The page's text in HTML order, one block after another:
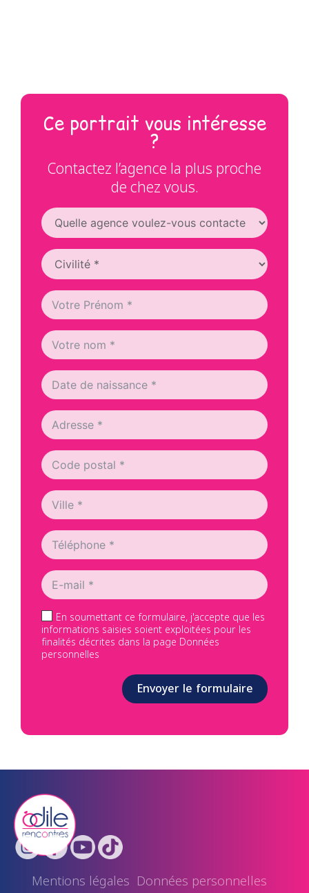
Ce portrait vous intéresse
?
Contactez l’agence la plus proche
de chez vous.
En soumettant ce formulaire, j'accepte que les
informations saisies soient exploitées pour les
finalités décrites dans la page Données
personnelles
Envoyer le formulaire
Mentions légales Données personnelles